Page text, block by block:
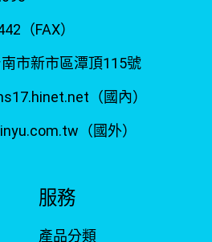
（FAX）
市新市區潭頂115號
（國內）
（國外）
服務
產品分類